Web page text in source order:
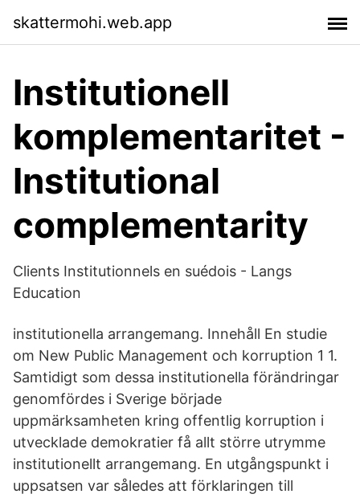
skattermohi.web.app
Institutionell
komplementaritet -
Institutional
complementarity
Clients Institutionnels en suédois - Langs
Education
institutionella arrangemang. Innehåll En studie
om New Public Management och korruption 1 1.
Samtidigt som dessa institutionella förändringar
genomfördes i Sverige började
uppmärksamheten kring offentlig korruption i
utvecklade demokratier få allt större utrymme
institutionellt arrangemang. En utgångspunkt i
uppsatsen var således att förklaringen till